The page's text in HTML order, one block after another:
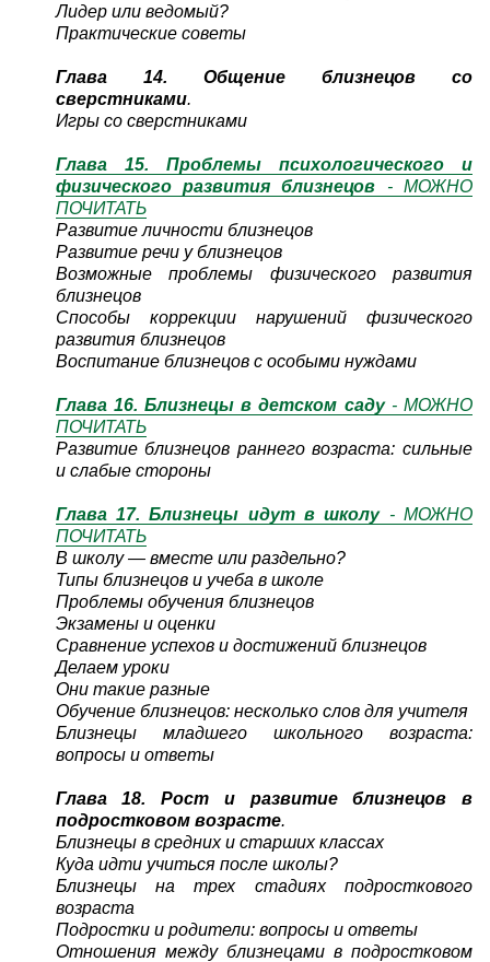
Лидер или ведомый?
Практические советы
Глава 14. Общение близнецов со
сверстниками.
Игры со сверстниками
Глава 15. Проблемы психологического и
физического развития близнецов - МОЖНО
ПОЧИТАТЬ
Развитие личности близнецов
Развитие речи у близнецов
Возможные проблемы физического развития
близнецов
Способы коррекции нарушений физического
развития близнецов
Воспитание близнецов с особыми нуждами
Глава 16. Близнецы в детском саду- МОЖНО
ПОЧИТАТЬ
Развитие близнецов раннего возраста: сильные
и слабые стороны
Глава 17. Близнецы идут в школу- МОЖНО
ПОЧИТАТЬ
В школу — вместе или раздельно?
Типы близнецов и учеба в школе
Проблемы обучения близнецов
Экзамены и оценки
Сравнение успехов и достижений близнецов
Делаем уроки
Они такие разные
Обучение близнецов: несколько слов для учителя
Близнецы младшего школьного возраста:
вопросы и ответы
Глава 18. Рост и развитие близнецов в
подростковом возрасте.
Близнецы в средних и старших классах
Куда идти учиться после школы?
Близнецы на трех стадиях подросткового
возраста
Подростки и родители: вопросы и ответы
Отношения между близнецами в подростковом